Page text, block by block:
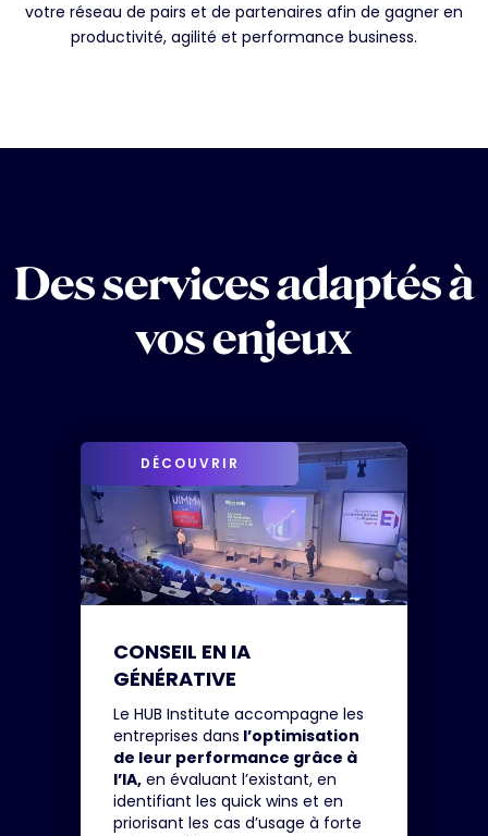
votre réseau de pairs et de partenaires afin de gagner en
productivité, agilité et performance business.
Des services adaptés à
vos enjeux
DÉCOUVRIR
CONSEIL EN IA
GÉNÉRATIVE
Le HUB Institute accompagne les
entreprises dans l’optimisation
de leur performance grâce à
l’IA, en évaluant l’existant, en
identifiant les quick wins et en
priorisant les cas d’usage à forte